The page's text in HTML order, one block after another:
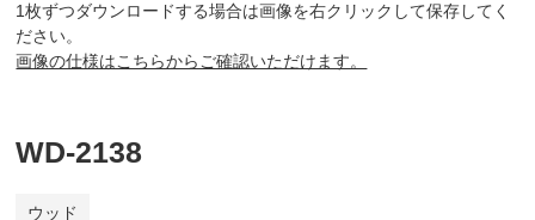
1枚ずつダウンロードする場合は画像を右クリックして保存してく
ださい。
画像の仕様はこちらからご確認いただけます。
WD-2138
ウッド